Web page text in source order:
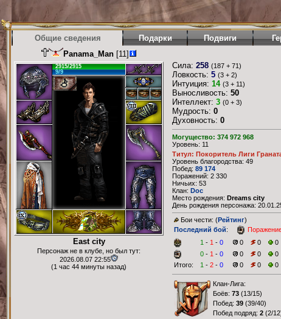
Общие сведения Подарки Подвиги
Panama_Man [11]
2915/2915
9/9
East city
Персонаж не в клубе, но был тут:
2026.08.07 22:55
(1 час 44 минуты назад)
Сила: 258 (187 + 71)
Ловкость: 5 (3 + 2)
Интуиция: 14 (3 + 11)
Выносливость: 50
Интеллект: 3 (0 + 3)
Мудрость: 0
Духовность: 0
Могущество: 374 972 968
Уровень: 11
Титул: Покоритель Лиги
Уровень благородства: 49
Побед: 89 174
Поражений: 2 330
Ничьих: 53
Клан: Doc
Место рождения: Dreams city
День рождения персонажа:
Бои чести: (Рейтинг)
Последний бой:
1 - 1 - 0 0 0 0
0 - 1 - 0 0 0 0
Итого:
1 - 2 - 0 0 0 0
Клан-Лига:
Боёв: 73 (13/15)
Побед: 39 (39/40)
Побед подряд: 2 (2/12